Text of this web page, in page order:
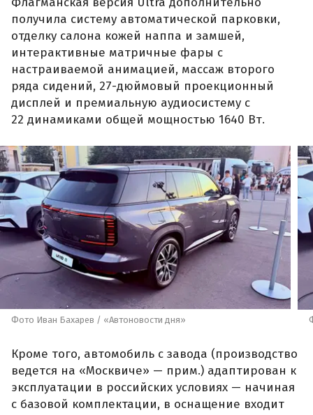
получила систему автоматической парковки,
отделку салона кожей наппа и замшей,
интерактивные матричные фары с
настраиваемой анимацией, массаж второго
ряда сидений, 27-дюймовый проекционный
дисплей и премиальную аудиосистему с
22 динамиками общей мощностью 1640 Вт.
Фото Иван Бахарев / «Автоновости дня»
Кроме того, автомобиль с завода (производство
ведется на «Москвиче» — прим.) адаптирован к
эксплуатации в российских условиях — начиная
с базовой комплектации, в оснащение входит